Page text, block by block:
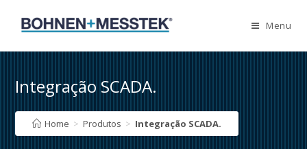
Menu
Integração SCADA.
Home > Produtos > Integração SCADA.